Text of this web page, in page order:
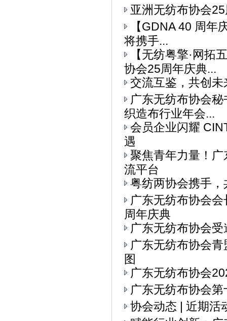
亚洲无纺布协会
【GDNA 40 周
将携手...
【无纺粤擎·网拓
协会25周年庆典...
交流互鉴，共创
广东无纺布协会
织造布行业年会...
会员企业闪耀
遇
聚焦青年力量！
流平台
粤纺两协会携手
广东无纺布协会
周年庆典
广东无纺布协会
广东无纺布协会
图
广东无纺布协会
广东无纺布协会
协会动态 | 近期